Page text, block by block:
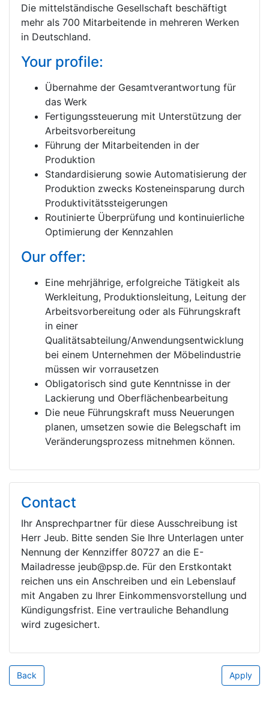
Die mittelständische Gesellschaft beschäftigt
mehr als 700 Mitarbeitende in mehreren Werken
in Deutschland.
Your profile:
Übernahme der Gesamtverantwortung für
das Werk
Fertigungssteuerung mit Unterstützung der
Arbeitsvorbereitung
Führung der Mitarbeitenden in der
Produktion
Standardisierung sowie Automatisierung der
Produktion zwecks Kosteneinsparung durch
Produktivitätssteigerungen
Routinierte Überprüfung und kontinuierliche
Optimierung der Kennzahlen
Our offer:
Eine mehrjährige, erfolgreiche Tätigkeit als
Werkleitung, Produktionsleitung, Leitung der
Arbeitsvorbereitung oder als Führungskraft
in einer
Qualitätsabteilung/Anwendungsentwicklung
bei einem Unternehmen der Möbelindustrie
müssen wir vorrausetzen
Obligatorisch sind gute Kenntnisse in der
Lackierung und Oberflächenbearbeitung
Die neue Führungskraft muss Neuerungen
planen, umsetzen sowie die Belegschaft im
Veränderungsprozess mitnehmen können.
Contact
Ihr Ansprechpartner für diese Ausschreibung ist
Herr Jeub. Bitte senden Sie Ihre Unterlagen unter
Nennung der Kennziffer 80727 an die E-
Mailadresse jeub@psp.de. Für den Erstkontakt
reichen uns ein Anschreiben und ein Lebenslauf
mit Angaben zu Ihrer Einkommensvorstellung und
Kündigungsfrist. Eine vertrauliche Behandlung
wird zugesichert.